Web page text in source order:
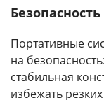
Портативные
на
стабильная
избежать